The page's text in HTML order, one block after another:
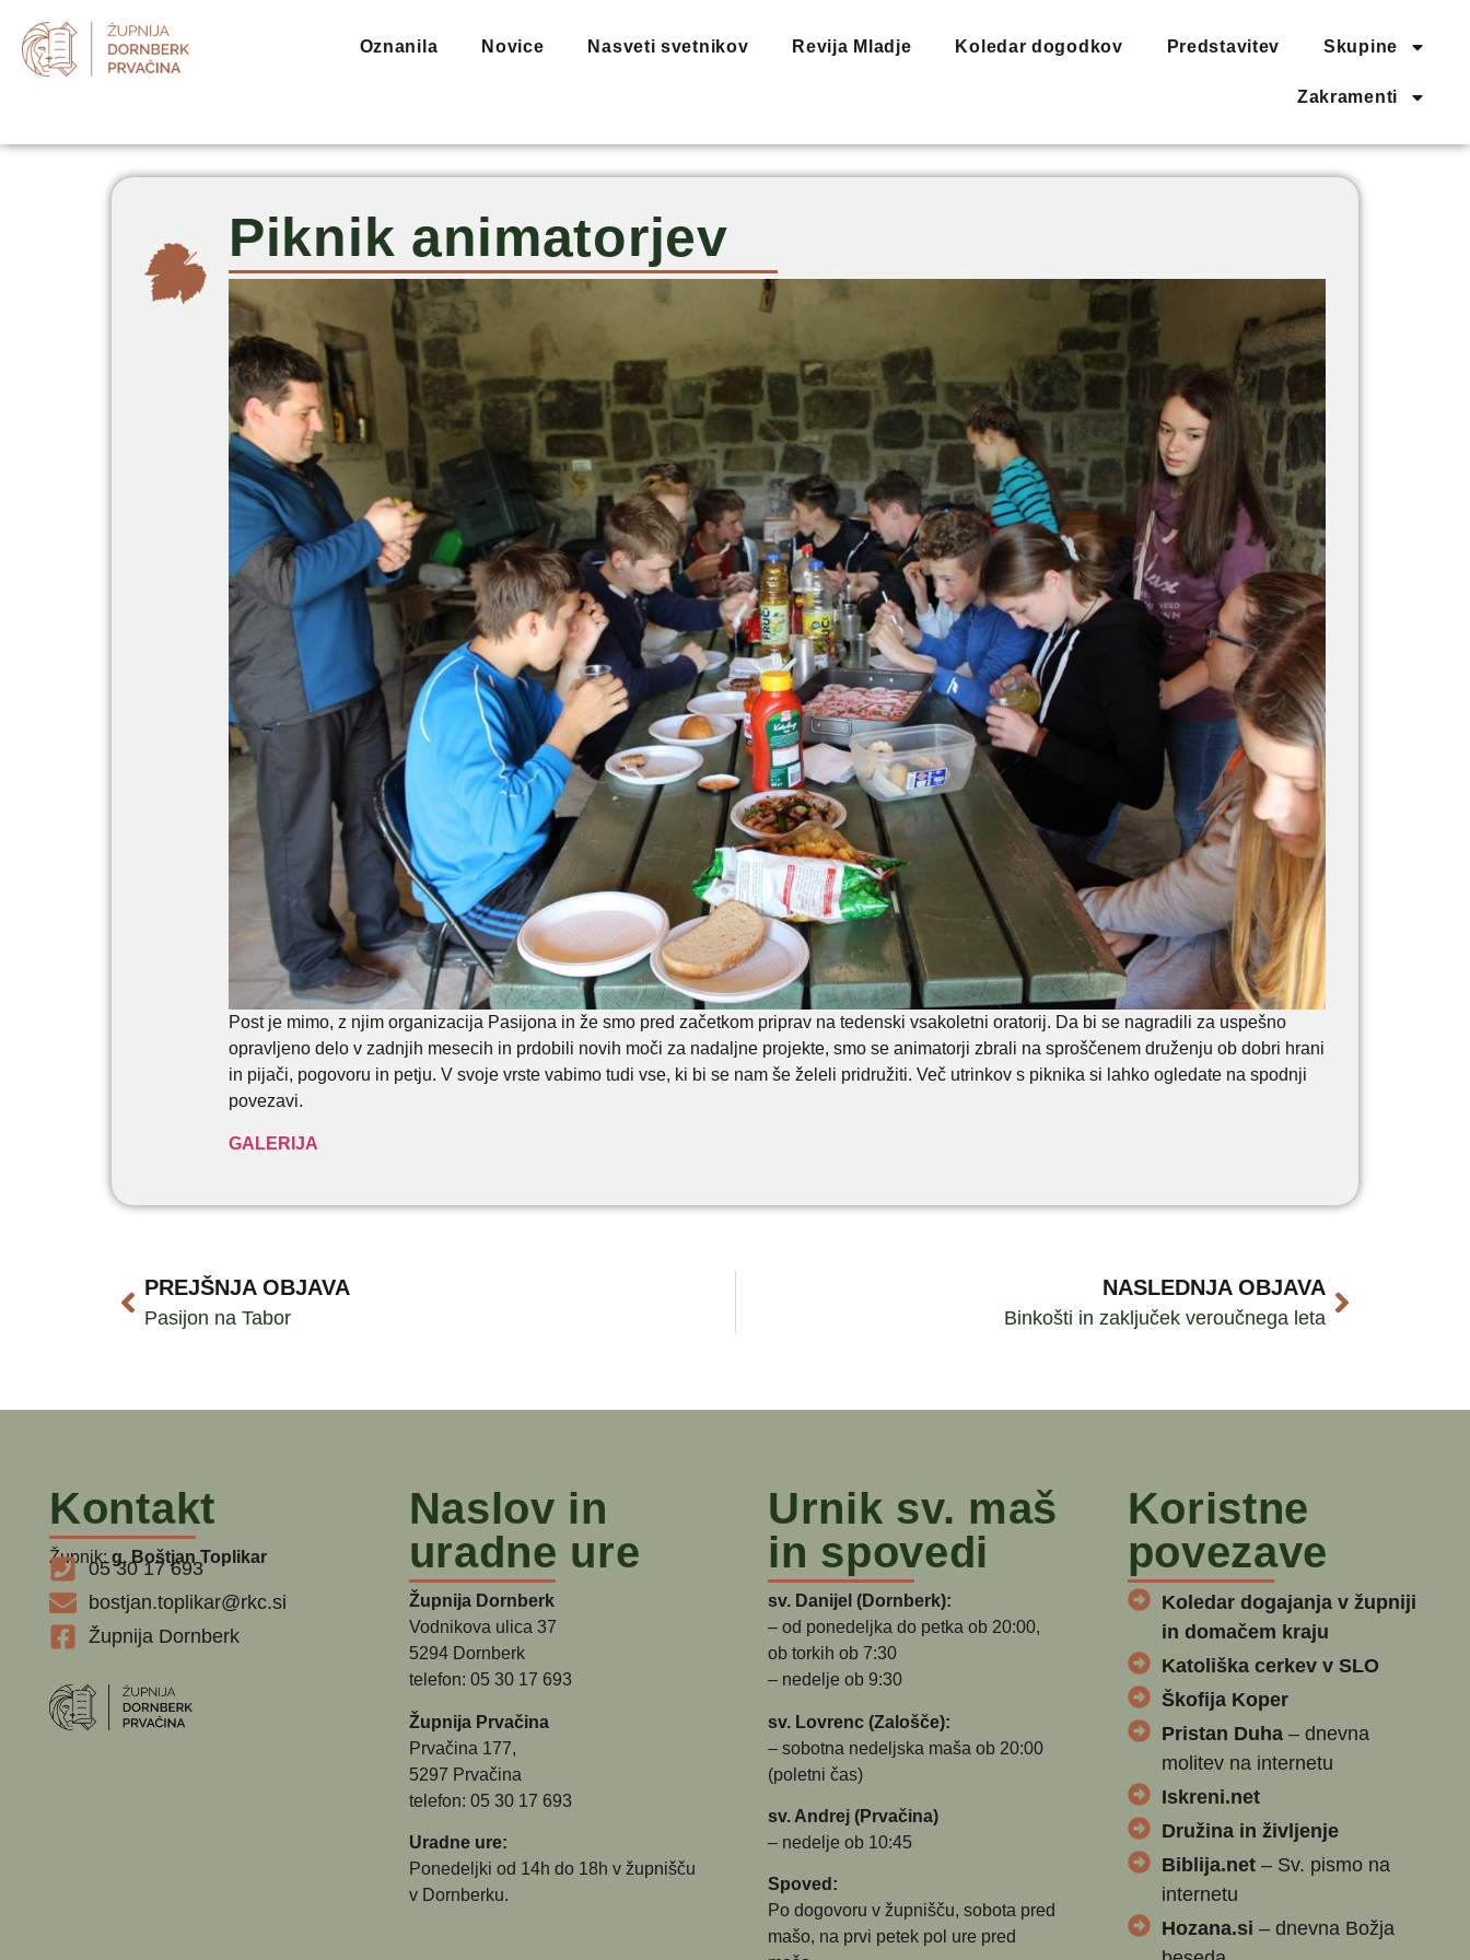
Oznanila Novice Nasveti svetnikov Revija Mladje Koledar dogodkov Predstavitev Skupine
Zakramenti
Piknik animatorjev
Post je mimo, z njim organizacija Pasijona in že smo pred začetkom priprav na tedenski vsakoletni oratorij. Da bi se nagradili za uspešno
opravljeno delo v zadnjih mesecih in prdobili novih moči za nadaljne projekte, smo se animatorji zbrali na sproščenem druženju ob dobri hrani
in pijači, pogovoru in petju. V svoje vrste vabimo tudi vse, ki bi se nam še želeli pridružiti. Več utrinkov s piknika si lahko ogledate na spodnji
povezavi.
GALERIJA
PREJŠNJA OBJAVA
Pasijon na Tabor
NASLEDNJA OBJAVA
Binkošti in zaključek veroučnega leta
Kontakt
Župnik: g. Boštjan Toplikar
05 30 17 693
bostjan.toplikar@rkc.si
Župnija Dornberk
Naslov in
uradne ure
Župnija Dornberk
Vodnikova ulica 37
5294 Dornberk
telefon: 05 30 17 693
Župnija Prvačina
Prvačina 177,
5297 Prvačina
telefon: 05 30 17 693
Uradne ure:
Ponedeljki od 14h do 18h v župnišču
v Dornberku.
Urnik sv. maš
in spovedi
sv. Danijel (Dornberk):
– od ponedeljka do petka ob 20:00,
ob torkih ob 7:30
– nedelje ob 9:30
sv. Lovrenc (Zalošče):
– sobotna nedeljska maša ob 20:00
(poletni čas)
sv. Andrej (Prvačina)
– nedelje ob 10:45
Spoved:
Po dogovoru v župnišču, sobota pred
mašo, na prvi petek pol ure pred
Koristne
povezave
Koledar dogajanja v župniji
in domačem kraju
Katoliška cerkev v SLO
Škofija Koper
Pristan Duha– dnevna
molitev na internetu
Iskreni.net
Družina in življenje
Biblija.net– Sv. pismo na
internetu
Hozana.si – dnevna Božja